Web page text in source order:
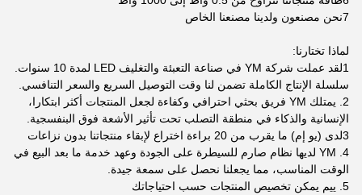
7نحن مصنعون ولدينا مصنعنا الخاص
لماذا تختارنا:
1لقد عملت شركة YM في صناعة التعبئة والتغليف LED لمدة 10 سنوات.
سلسلة الإنتاج الكاملة تضمن لنا وقت التوصيل السريع والسعر التنافسي.
2. يمتلك YM فريق بحثي احترافي وكفاءة لجعل المنتجات أكثر ابتكارا،
الإنسانية والذكاء في منطقة التصلب تحت تأثير الأشعة فوق البنفسجية.
3لدى (يو إم) ما يقرب من 20 براءة اختراع لإبقاء منتجاتنا بدون نزاعات
4. YM لديها نظام صارم للسيطرة على الجودة وعهد خدمة ما بعد البيع في
الوقت المناسب، مما يجعلنا نحصل على سمعة جيدة.
5. ييم يمكن تخصيص المنتجات حسب احتياجاتك